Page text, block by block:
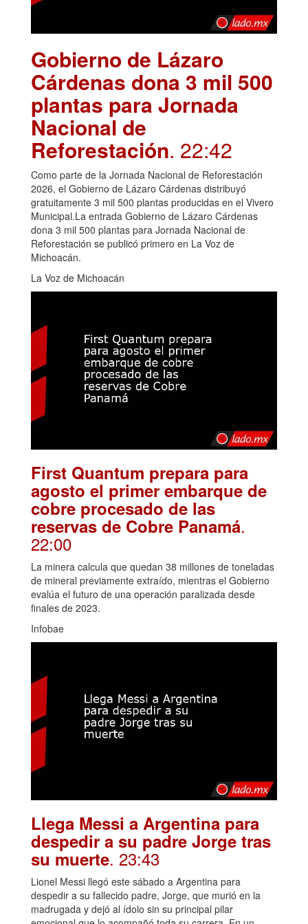
Gobierno de Lázaro
Cárdenas dona 3 mil 500
plantas para Jornada
Nacional de
Reforestación. 22:42
Como parte de la Jornada Nacional de Reforestación
2026, el Gobierno de Lázaro Cárdenas distribuyó
gratuitamente 3 mil 500 plantas producidas en el Vivero
Municipal.La entrada Gobierno de Lázaro Cárdenas
dona 3 mil 500 plantas para Jornada Nacional de
Reforestación se publicó primero en La Voz de
Michoacán.
La Voz de Michoacán
First Quantum prepara para
agosto el primer embarque de
cobre procesado de las
reservas de Cobre Panamá.
22:00
La minera calcula que quedan 38 millones de toneladas
de mineral previamente extraído, mientras el Gobierno
evalúa el futuro de una operación paralizada desde
finales de 2023.
Infobae
Llega Messi a Argentina para
despedir a su padre Jorge tras
su muerte. 23:43
Lionel Messi llegó este sábado a Argentina para
despedir a su fallecido padre, Jorge, que murió en la
madrugada y dejó al ídolo sin su principal pilar